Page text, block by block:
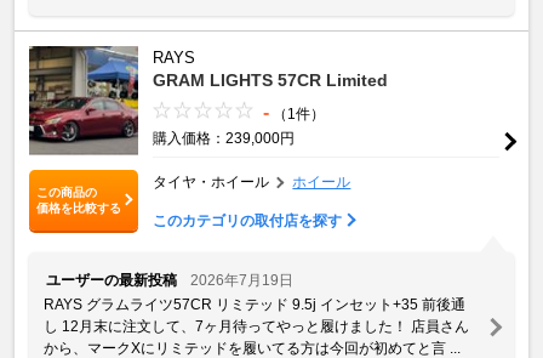
この商品の
価格を比較する
RAYS
GRAM LIGHTS 57CR Limited
-
（1件）
購入価格：239,000円
タイヤ・ホイール ホイール
このカテゴリの取付店を探す
ユーザーの最新投稿
2026年7月19日
RAYS グラムライツ57CR リミテッド 9.5j インセット+35 前後通
し 12月末に注文して、7ヶ月待ってやっと履けました！ 店員さん
から、マークXにリミテッドを履いてる方は今回が初めてと言 ...